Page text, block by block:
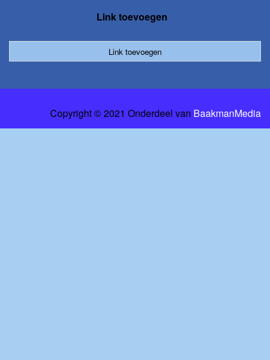
Link toevoegen
Link toevoegen
Copyright © 2021 Onderdeel van BaakmanMedia